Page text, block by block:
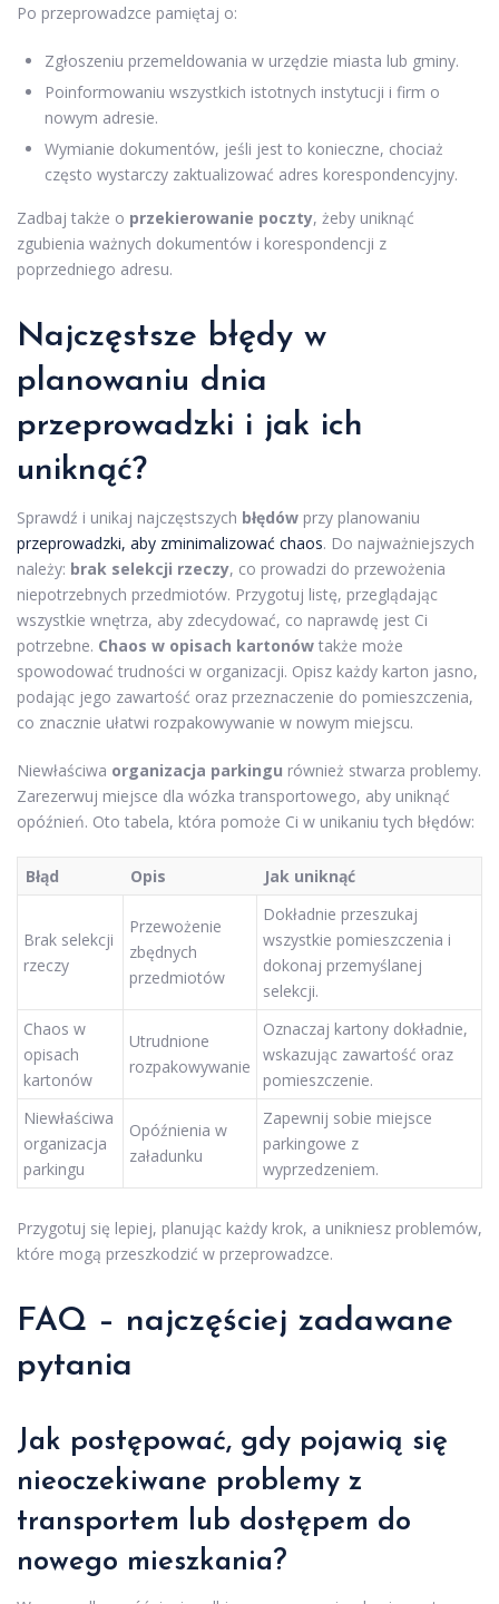
Po przeprowadzce pamiętaj o:
Zgłoszeniu przemeldowania w urzędzie miasta lub gminy.
Poinformowaniu wszystkich istotnych instytucji i firm o
nowym adresie.
Wymianie dokumentów, jeśli jest to konieczne, chociaż
często wystarczy zaktualizować adres korespondencyjny.
Zadbaj także o przekierowanie poczty, żeby uniknąć
zgubienia ważnych dokumentów i korespondencji z
poprzedniego adresu.
Najczęstsze błędy w
planowaniu dnia
przeprowadzki i jak ich
uniknąć?
Sprawdź i unikaj najczęstszych błędów przy planowaniu
przeprowadzki, aby zminimalizować chaos. Do najważniejszych
należy: brak selekcji rzeczy, co prowadzi do przewożenia
niepotrzebnych przedmiotów. Przygotuj listę, przeglądając
wszystkie wnętrza, aby zdecydować, co naprawdę jest Ci
potrzebne. Chaos w opisach kartonów także może
spowodować trudności w organizacji. Opisz każdy karton jasno,
podając jego zawartość oraz przeznaczenie do pomieszczenia,
co znacznie ułatwi rozpakowywanie w nowym miejscu.
Niewłaściwa organizacja parkingu również stwarza problemy.
Zarezerwuj miejsce dla wózka transportowego, aby uniknąć
opóźnień. Oto tabela, która pomoże Ci w unikaniu tych błędów:
Błąd Opis Jak uniknąć
Brak selekcji
rzeczy
Przewożenie
zbędnych
przedmiotów
Dokładnie przeszukaj
wszystkie pomieszczenia i
dokonaj przemyślanej
selekcji.
Chaos w
opisach
kartonów
Utrudnione
rozpakowywanie
Oznaczaj kartony dokładnie,
wskazując zawartość oraz
pomieszczenie.
Niewłaściwa
organizacja
parkingu
Opóźnienia w
załadunku
Zapewnij sobie miejsce
parkingowe z
wyprzedzeniem.
Przygotuj się lepiej, planując każdy krok, a unikniesz problemów,
które mogą przeszkodzić w przeprowadzce.
FAQ – najczęściej zadawane
pytania
Jak postępować, gdy pojawią się
nieoczekiwane problemy z
transportem lub dostępem do
nowego mieszkania?